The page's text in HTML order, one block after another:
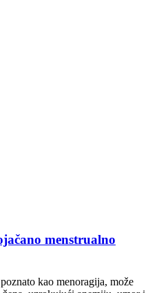
menstrualno
kao menoragija, može